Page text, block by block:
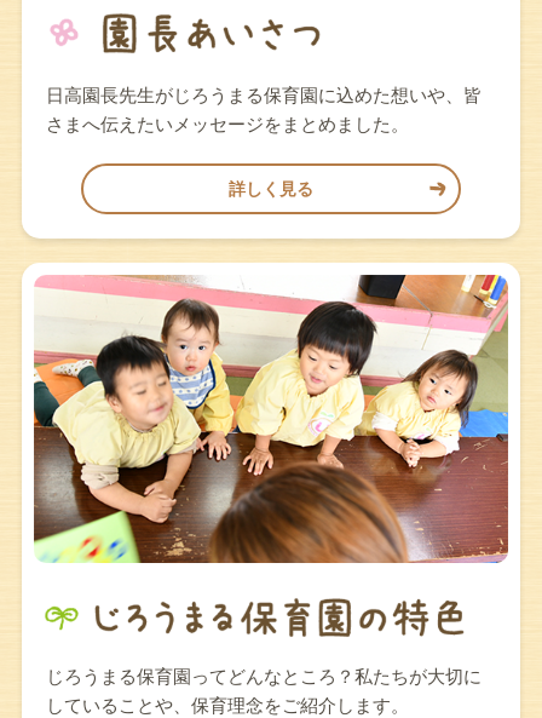
日高園長先生がじろうまる保育園に込めた想いや、皆
さまへ伝えたいメッセージをまとめました。
詳しく見る
じろうまる保育園ってどんなところ？私たちが大切に
していることや、保育理念をご紹介します。